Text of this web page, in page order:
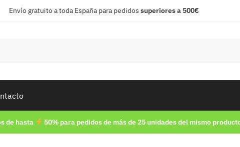
Envío gratuito a toda España para pedidos superiores a 500€
de hasta 50% para pedidos de más de 25 unidades del mismo